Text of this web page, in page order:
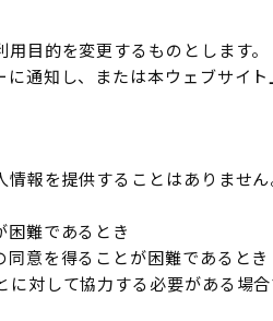
目的を変更するものとします。
通知し、または本ウェブサイト
報を提供することはありませ
難であるとき
意を得ることが困難であるとき
対して協力する必要がある場